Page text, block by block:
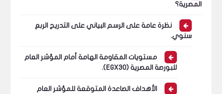
المصرية؟
نظرة عامة على الرسم البياني على التدريج الربع
سنوي.
مستويات المقاومة الهامة أمام المؤشر العام
للبورصة المصرية (EGX30).
الأهداف الصاعدة المتوقعة للمؤشر العام